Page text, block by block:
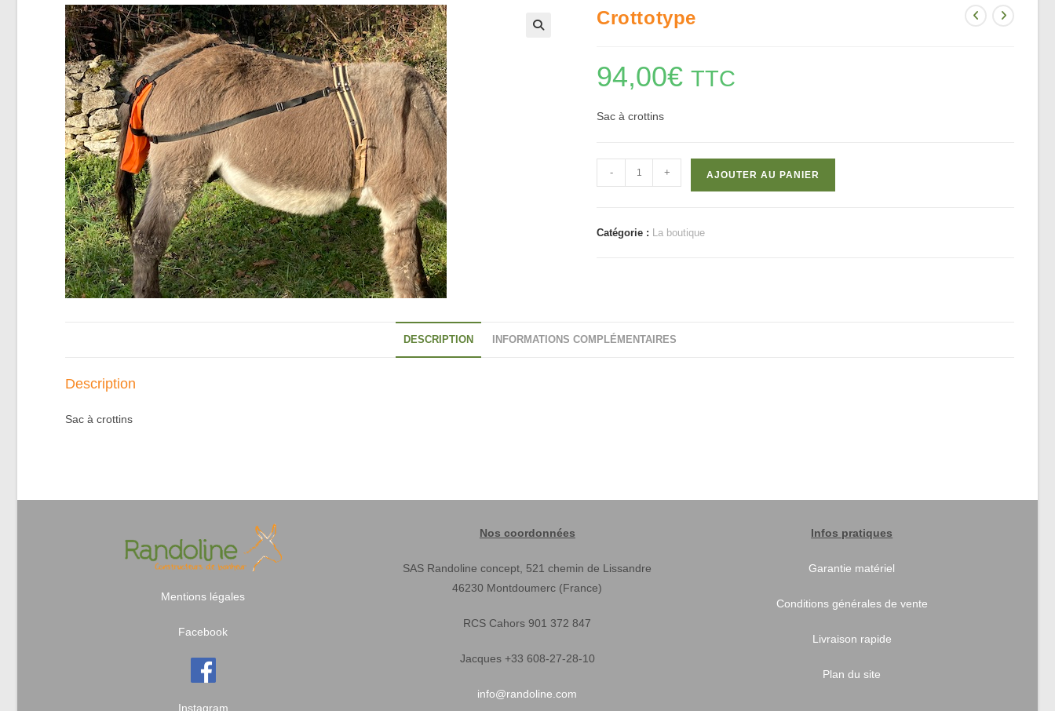
Crottotype
94,00€ TTC
Sac à crottins
de
- + AJOUTER AU PANIER
Catégorie : La boutique
DESCRIPTION INFORMATIONS COMPLÉMENTAIRES
Description
Sac à crottins
Mentions légales
Facebook
Instagram
Nos coordonnées
SAS Randoline concept, 521 chemin de Lissandre
46230 Montdoumerc (France)
RCS Cahors 901 372 847
Jacques +33 608-27-28-10
info@randoline.com
Infos pratiques
Garantie matériel
Conditions générales de vente
Livraison rapide
Plan du site